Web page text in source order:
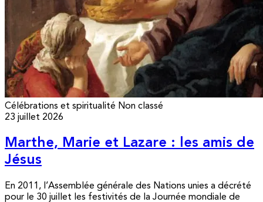
Célébrations et spiritualité Non classé
23 juillet 2026
Marthe, Marie et Lazare : les amis de
Jésus
En 2011, l’Assemblée générale des Nations unies a décrété
pour le 30 juillet les festivités de la Journée mondiale de